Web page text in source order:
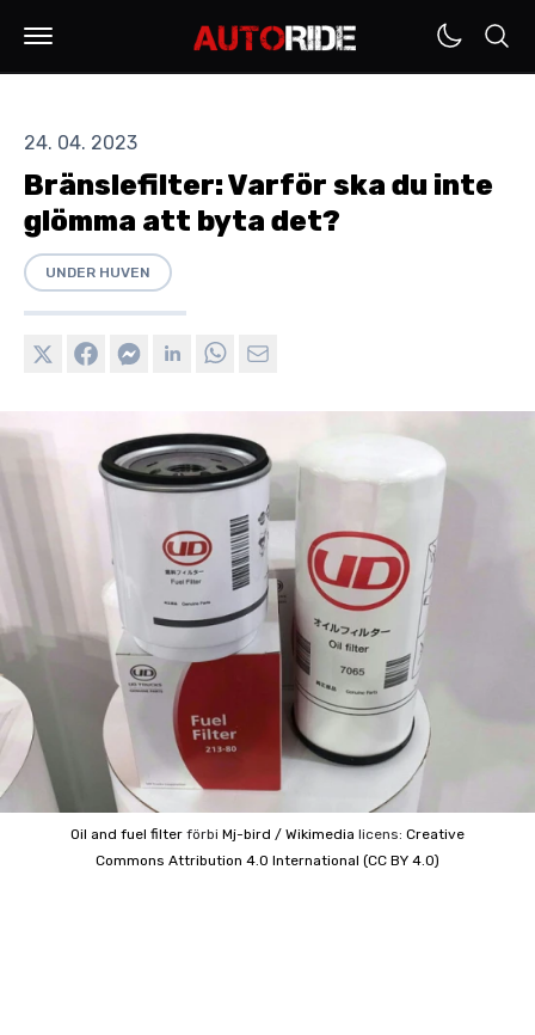
24. 04. 2023
Bränslefilter: Varför ska du inte
glömma att byta det?
UNDER HUVEN
Oil and fuel filter förbi Mj-bird / Wikimedia licens: Creative
Commons Attribution 4.0 International (CC BY 4.0)